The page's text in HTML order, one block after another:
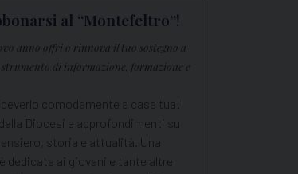
al “Montefeltro”!
anno offri o rinnova il tuo sostegno a
di informazione, formazione e
comodamente a casa tua!
Diocesi e approfondimenti su
storia e attualità. Una
dedicata ai giovani e tante altre